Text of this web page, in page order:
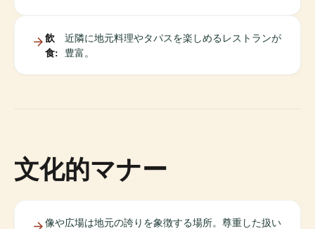
飲
食:
近隣に地元料理やタパスを楽しめるレストランが
豊富。
文化的マナー
像や広場は地元の誇りを象徴する場所。尊重した扱い